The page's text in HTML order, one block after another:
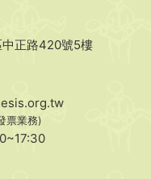
中正路420號5樓
票業務)